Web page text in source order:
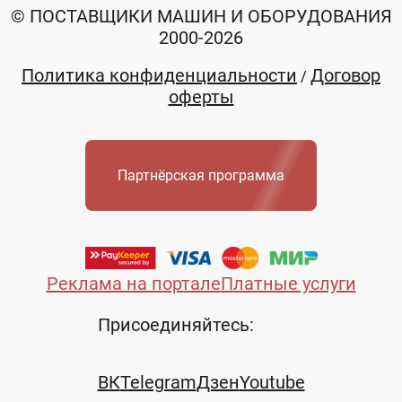
Реклама на порталеПлатные услуги
© ПОСТАВЩИКИ МАШИН И ОБОРУДОВАНИЯ
2000-2026
Политика конфиденциальности / Договор
оферты
Партнёрская программа
Присоединяйтесь:
ВКTelegramДзенYoutube